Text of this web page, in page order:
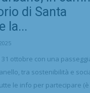
di Santa
la...
ottobre con una
tra sostenibilità e
le info per partecipare (è